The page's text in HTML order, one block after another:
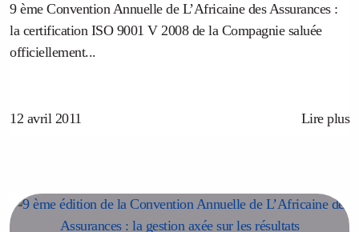
9 ème Convention Annuelle de L’Africaine des Assurances :
la certification ISO 9001 V 2008 de la Compagnie saluée
officiellement...
12 avril 2011 Lire plus